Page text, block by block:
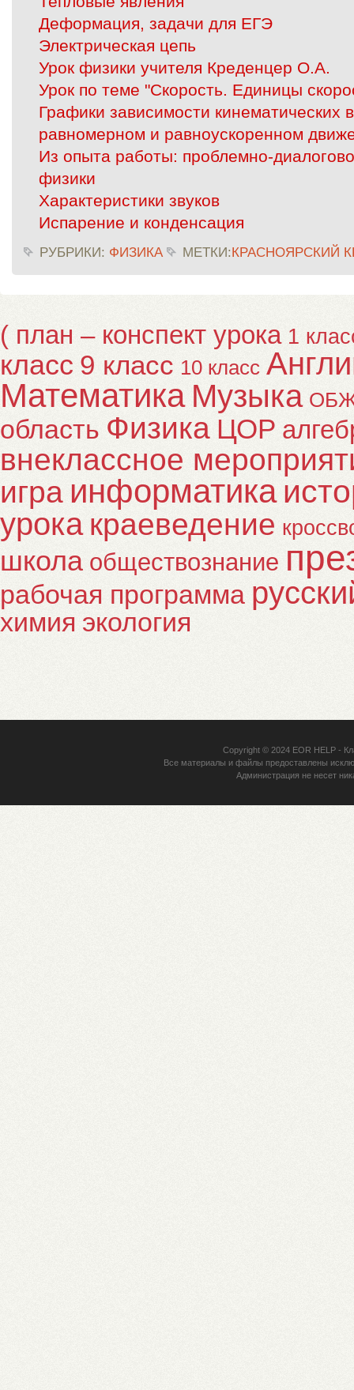
Деформация, задачи для ЕГЭ
Электрическая цепь
Урок физики учителя Креденцер О.А.
Урок по теме "Скорость. Единицы
Графики зависимости кинематических
равномерном и равноускоренном
Из опыта работы: проблемно-
физики
Характеристики звуков
Испарение и конденсация
РУБРИКИ: ФИЗИКА МЕТКИ:КРАСНОЯРСКИЙ
( план – конспект урока 1
класс 9 класс 10 класс
Математика Музыка
область Физика ЦОР
внеклассное
игра информатика
урока краеведение
школа обществознание
рабочая программа
химия экология
Copyright © 2024 EOR HELP-
Все материалы и файлы предоставлены
Администрация не несет